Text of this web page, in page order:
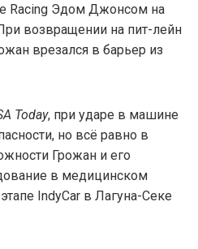
Racing Эдом Джонсом на
возвращении на пит-лейн
врезался в барьер из
Today, при ударе в машине
но всё равно в
Грожан и его
в медицинском
IndyCar в Лагуна-Секе